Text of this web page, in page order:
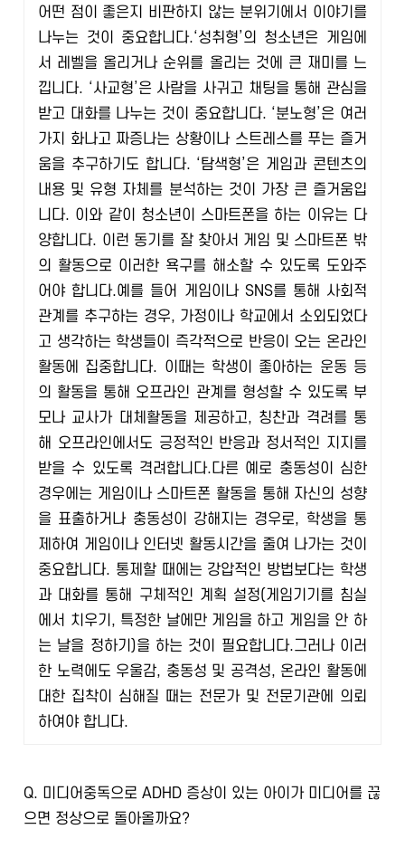
어떤 점이 좋은지 비판하지 않는 분위기에서 이야기를
나누는 것이 중요합니다.‘성취형’의 청소년은 게임에
서 레벨을 올리거나 순위를 올리는 것에 큰 재미를 느
낍니다. ‘사교형’은 사람을 사귀고 채팅을 통해 관심을
받고 대화를 나누는 것이 중요합니다. ‘분노형’은 여러
가지 화나고 짜증나는 상황이나 스트레스를 푸는 즐거
움을 추구하기도 합니다. ‘탐색형’은 게임과 콘텐츠의
내용 및 유형 자체를 분석하는 것이 가장 큰 즐거움입
니다. 이와 같이 청소년이 스마트폰을 하는 이유는 다
양합니다. 이런 동기를 잘 찾아서 게임 및 스마트폰 밖
의 활동으로 이러한 욕구를 해소할 수 있도록 도와주
어야 합니다.예를 들어 게임이나 SNS를 통해 사회적
관계를 추구하는 경우, 가정이나 학교에서 소외되었다
고 생각하는 학생들이 즉각적으로 반응이 오는 온라인
활동에 집중합니다. 이때는 학생이 좋아하는 운동 등
의 활동을 통해 오프라인 관계를 형성할 수 있도록 부
모나 교사가 대체활동을 제공하고, 칭찬과 격려를 통
해 오프라인에서도 긍정적인 반응과 정서적인 지지를
받을 수 있도록 격려합니다.다른 예로 충동성이 심한
경우에는 게임이나 스마트폰 활동을 통해 자신의 성향
을 표출하거나 충동성이 강해지는 경우로, 학생을 통
제하여 게임이나 인터넷 활동시간을 줄여 나가는 것이
중요합니다. 통제할 때에는 강압적인 방법보다는 학생
과 대화를 통해 구체적인 계획 설정(게임기기를 침실
에서 치우기, 특정한 날에만 게임을 하고 게임을 안 하
는 날을 정하기)을 하는 것이 필요합니다.그러나 이러
한 노력에도 우울감, 충동성 및 공격성, 온라인 활동에
대한 집착이 심해질 때는 전문가 및 전문기관에 의뢰
하여야 합니다.
Q. 미디어중독으로 ADHD 증상이 있는 아이가 미디어를 끊
으면 정상으로 돌아올까요?